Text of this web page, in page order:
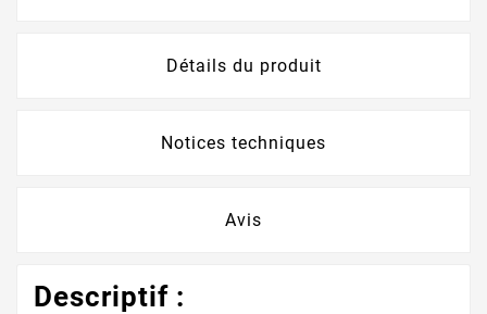
Détails du produit
Notices techniques
Avis
Descriptif :